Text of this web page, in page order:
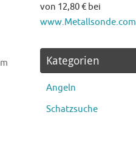
von 12,80 € bei
www.Metallsonde.com
Kategorien
Angeln
Schatzsuche